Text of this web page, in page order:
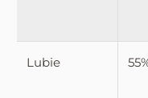
Lubie